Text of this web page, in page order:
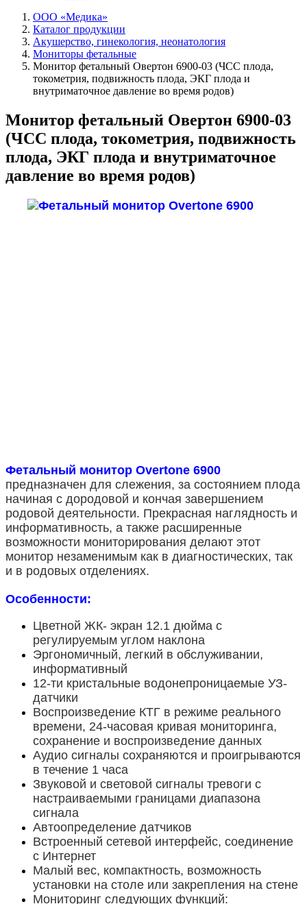
ООО «Медика»
Каталог продукции
Акушерство, гинекология, неонатология
Мониторы фетальные
Монитор фетальный Овертон 6900-03 (ЧСС плода,
токометрия, подвижность плода, ЭКГ плода и
внутриматочное давление во время родов)
Монитор фетальный Овертон 6900-03
(ЧСС плода, токометрия, подвижность
плода, ЭКГ плода и внутриматочное
давление во время родов)
Фетальный монитор Overtone 6900
предназначен для слежения, за состоянием плода
начиная с дородовой и кончая завершением
родовой деятельности. Прекрасная наглядность и
информативность, а также расширенные
возможности мониторирования делают этот
монитор незаменимым как в диагностических, так
и в родовых отделениях.
Особенности:
Цветной ЖК- экран 12.1 дюйма с
регулируемым углом наклона
Эргономичный, легкий в обслуживании,
информативный
12-ти кристальные водонепроницаемые УЗ-
датчики
Воспроизведение КТГ в режиме реального
времени, 24-часовая кривая мониторинга,
сохранение и воспроизведение данных
Аудио сигналы сохраняются и проигрываются
в течение 1 часа
Звуковой и световой сигналы тревоги с
настраиваемыми границами диапазона
сигнала
Автоопределение датчиков
Встроенный сетевой интерфейс, соединение
с Интернет
Малый вес, компактность, возможность
установки на столе или закрепления на стене
Мониторинг следующих функций: